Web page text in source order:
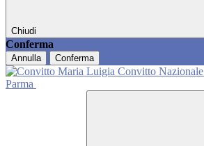
Chiudi
Conferma
Annulla Conferma
Convitto Nazionale
Parma